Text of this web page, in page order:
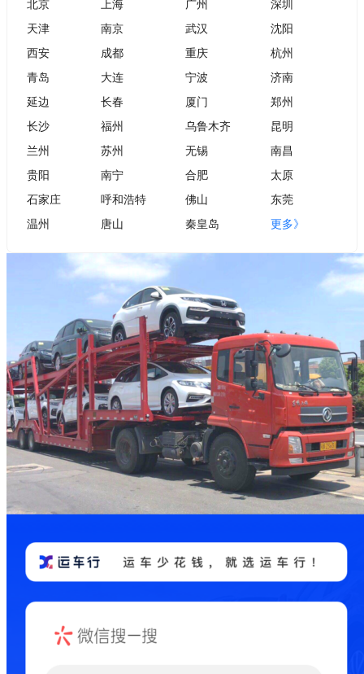
北京 上海 广州
深圳
天津
南京 武汉
沈阳
西安
成都 重庆
杭州
青岛
大连 宁波
济南
延边
长春 厦门
郑州
长沙
福州 乌鲁木齐
昆明
兰州
苏州 无锡
南昌
贵阳
南宁 合肥
太原
石家庄
呼和浩特 佛山
东莞
温州
唐山 秦皇岛 更多》